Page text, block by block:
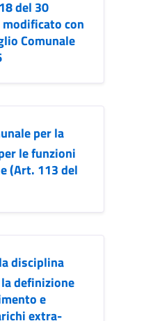
del 30
con
Comunale
per la
le funzioni
(Art. 113 del
disciplina
definizione
e
extra-